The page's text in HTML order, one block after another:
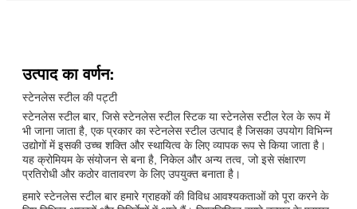
उत्पाद का वर्णन:
स्टेनलेस स्टील की पट्टी
स्टेनलेस स्टील बार, जिसे स्टेनलेस स्टील स्टिक या स्टेनलेस स्टील रेल के रूप में
भी जाना जाता है, एक प्रकार का स्टेनलेस स्टील उत्पाद है जिसका उपयोग विभिन्न
उद्योगों में इसकी उच्च शक्ति और स्थायित्व के लिए व्यापक रूप से किया जाता है।
यह क्रोमियम के संयोजन से बना है, निकेल और अन्य तत्व, जो इसे संक्षारण
प्रतिरोधी और कठोर वातावरण के लिए उपयुक्त बनाता है।
हमारे स्टेनलेस स्टील बार हमारे ग्राहकों की विविध आवश्यकताओं को पूरा करने के